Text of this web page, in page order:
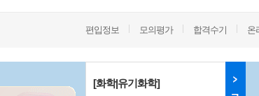
편입정보 모의평가 합격수기 온
[화학|유기화학]